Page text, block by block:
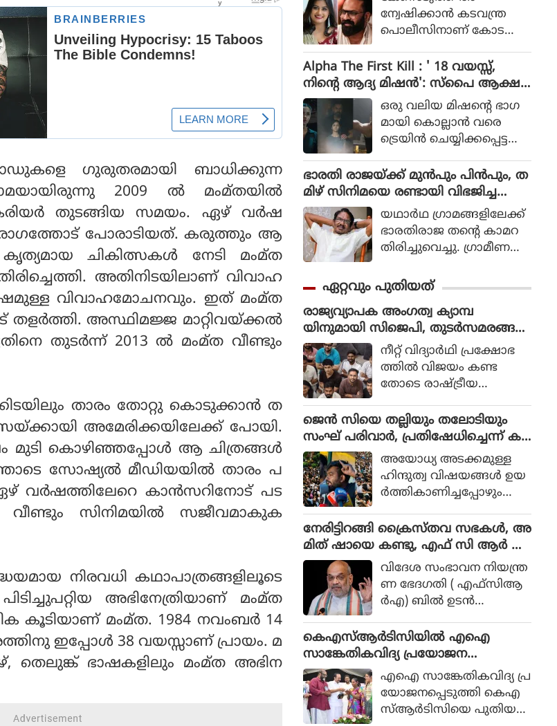
ഗുരുതരമായി ബാധിക്കുന്ന
2009 ല്‍ മംമ്തയില്‍
കരിയര്‍ തുടങ്ങിയ സമയം. ഏഴ് വര്‍ഷ
പോരാടിയത്. കരുത്തും ആ
ചികിത്സകള്‍ നേടി മംമ്ത
അതിനിടയിലാണ് വിവാഹ
വിവാഹമോചനവും. ഇത് മംമ്ത
തളര്‍ത്തി. അസ്ഥിമജ്ജ മാറ്റിവയ്ക്കല്‍
തുടര്‍ന്ന് 2013 ല്‍ മംമ്ത വീണ്ടും
താരം തോറ്റു കൊടുക്കാന്‍ ത
അമേരിക്കയിലേക്ക് പോയി.
മുടി കൊഴിഞ്ഞപ്പോള്‍ ആ ചിത്രങ്ങള്‍
സോഷ്യല്‍ മീഡിയയില്‍ താരം പ
വര്‍ഷത്തിലേറെ കാന്‍സറിനോട് പട
സിനിമയില്‍ സജീവമാകുക
നിരവധി കഥാപാത്രങ്ങളിലൂടെ
അഭിനേത്രിയാണ് മംമ്ത
കൂടിയാണ് മംമ്ത. 1984 നവംബര്‍ 14
ഇപ്പോള്‍ 38 വയസ്സാണ് പ്രായം. മ
തെലുങ്ക് ഭാഷകളിലും മംമ്ത അഭിന
കൂട്ടുക്കെട്ടിലുള്ള വിശ്വാസ
വും സിനിമയ്ക്ക് വലിയ
ഹൈപ്പ് നല്‍കിയിട്ടുണ്ട്.
ന്വേഷിക്കാൻ കടവന്ത്ര
പൊലീസിനാണ് കോട
Alpha The First Kill : ' 18 വയസ്സ്,
നിന്റെ ആദ്യ മിഷന്‍': സ്‌പൈ ആക്ഷ
ന്‍ ചിത്രത്തില്‍ നായികയായി ആലിയ,
ആല്‍ഫ ടീസര്‍ പുറത്ത്
ഒരു വലിയ മിഷന്റെ ഭാഗ
മായി കൊല്ലാന്‍ വരെ
ട്രെയിന്‍ ചെയ്യിക്കപ്പെട്ട
ലിയ സിനിമയിലെത്തുന്ന
ത്.
ഭാരതി രാജയ്ക്ക് മുൻപും പിൻപും, ത
മിഴ് സിനിമയെ രണ്ടായി വിഭജിച്ച
സംവിധായകൻ, ഭാരതി രാജ വിട പറ
യുമ്പോൾ
യഥാര്‍ഥ ഗ്രാമങ്ങളിലേക്ക്
ഭാരതിരാജ തന്റെ കാമറ
തിരിച്ചുവെച്ചു. ഗ്രാമീണ
യായ തലത്തില്‍ ആ
വിഷ്‌കരിച്ചുകൊണ്ടാണ്
ഭാരതിരാജ വിപ്ലവം
തീര്‍ത്തത്.
ഏറ്റവും പുതിയത്
രാജ്യവ്യാപക അംഗത്വ ക്യാമ്പ
യിനുമായി സിജെപി, തുടർസമരങ്ങൾ
ക്കായി കോർ കമ്മിറ്റി, സെപ്റ്റംബർ
മുതൽ രാജ്യമാകെ ക്യാമ്പയിൻ
നീറ്റ് വിദ്യാര്‍ഥി പ്രക്ഷോഭ
ത്തില്‍ വിജയം കണ്ട
തോടെ രാഷ്ട്രീയ
മാറുമോ എന്ന ചോദ്യം ഉയ
ര്‍ന്നിരുന്നെങ്കിലും സ
ചെലുത്താന്‍ കഴിയുന്ന
ഗ്രൂപ്പായി മാറാനാണ്
സിജെപിയുടെ തീരുമാനം.
ജെൻ സിയെ തല്ലിയും തലോടിയും
സംഘ് പരിവാർ, പ്രതിഷേധിച്ചെന്ന് ക
രുതി വിദ്യാർഥികൾ രാജ്യദ്രോഹികൾ
അല്ലെന്ന് ആർഎസ്എസ്
അയോധ്യ അടക്കമുള്ള
ഹിന്ദുത്വ വിഷയങ്ങള്‍ ഉയ
ര്‍ത്തികാണിച്ചപ്പോഴും
നായ നേതാവ്, അഴിമ
തിക്കാരുടെ പേടിസ്വപ്നം
തുടങ്ങിയ ഇമേജുകളാണ്
നരേന്ദ്രമോദി എന്ന
നേതാവില്‍ ബിജെപി ഉയ
ര്‍ത്തികാണിച്ചത്.
നേരിട്ടിറങ്ങി ക്രൈസ്തവ സഭകൾ, അ
മിത് ഷായെ കണ്ടു, എഫ് സി ആർ എ
ഭേദഗതി ബില്ലിൽ ഉറച്ച് കേന്ദ്രം
വിദേശ സംഭാവന നിയന്ത്ര
ണ ഭേദഗതി ( എഫ്‌സിആ
ര്‍എ) ബില്‍ ഉടന്‍
വുമായി എന്‍ഡിഎ സ
ര്‍ക്കാര്‍ മുന്നോട്ട് പോക
വെ ആഭ്യന്തരമന്ത്രി അമിത്
ഷായുമായി വീണ്ടും
കൂടിക്കാഴ്ച നടത്തി
ക്രൈസ്തവ സഭാ നേതൃത്വ
കെഎസ്ആര്‍ടിസിയില്‍ എഐ
സാങ്കേതികവിദ്യ പ്രയോജന
പ്പെടുത്തും: മന്ത്രി സി പി ജോണ്‍
എഐ സാങ്കേതികവിദ്യ പ്ര
യോജനപ്പെടുത്തി കെഎ
സ്ആര്‍ടിസിയെ പുതിയ